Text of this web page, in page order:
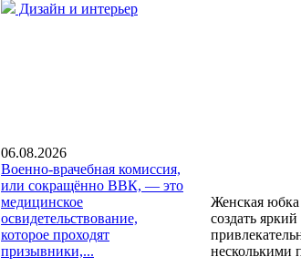
Дизайн и интерьер
06.08.2026
Военно-врачебная комиссия,
или сокращённо ВВК, — это
медицинское
освидетельствование,
которое проходят
призывники,...
Женская юбка
создать
несколькими